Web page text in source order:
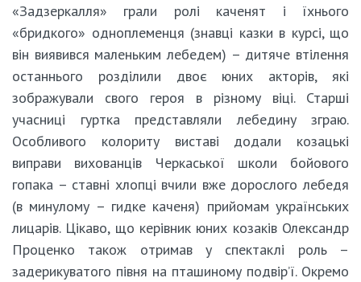
«Задзеркалля» грали ролі каченят і їхнього
«бридкого» одноплеменця (знавці казки в курсі, що
він виявився маленьким лебедем) – дитяче втілення
останнього розділили двоє юних акторів, які
зображували свого героя в різному віці. Старші
учасниці гуртка представляли лебедину зграю.
Особливого колориту виставі додали козацькі
виправи вихованців Черкаської школи бойового
гопака – ставні хлопці вчили вже дорослого лебедя
(в минулому – гидке каченя) прийомам українських
лицарів. Цікаво, що керівник юних козаків Олександр
Проценко також отримав у спектаклі роль –
задерикуватого півня на пташиному подвір’ї. Окремо